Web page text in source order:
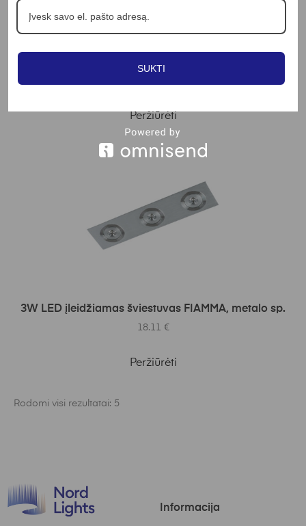
Peržiūrėti
Į KREPŠELĮ
3W LED įleidžiamas šviestuvas FIAMMA, metalo sp.
18.11 €
Peržiūrėti
Rodomi visi rezultatai: 5
Informacija
SUKTI